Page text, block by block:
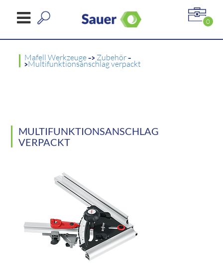
0
Mafell Werkzeuge-> Zubehör-
>Multifunktionsanschlag verpackt
MULTIFUNKTIONSANSCHLAG
VERPACKT